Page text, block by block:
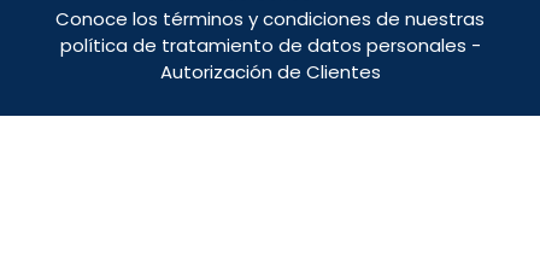
Conoce los términos y condiciones de nuestras
política de tratamiento de datos personales -
Autorización de Clientes